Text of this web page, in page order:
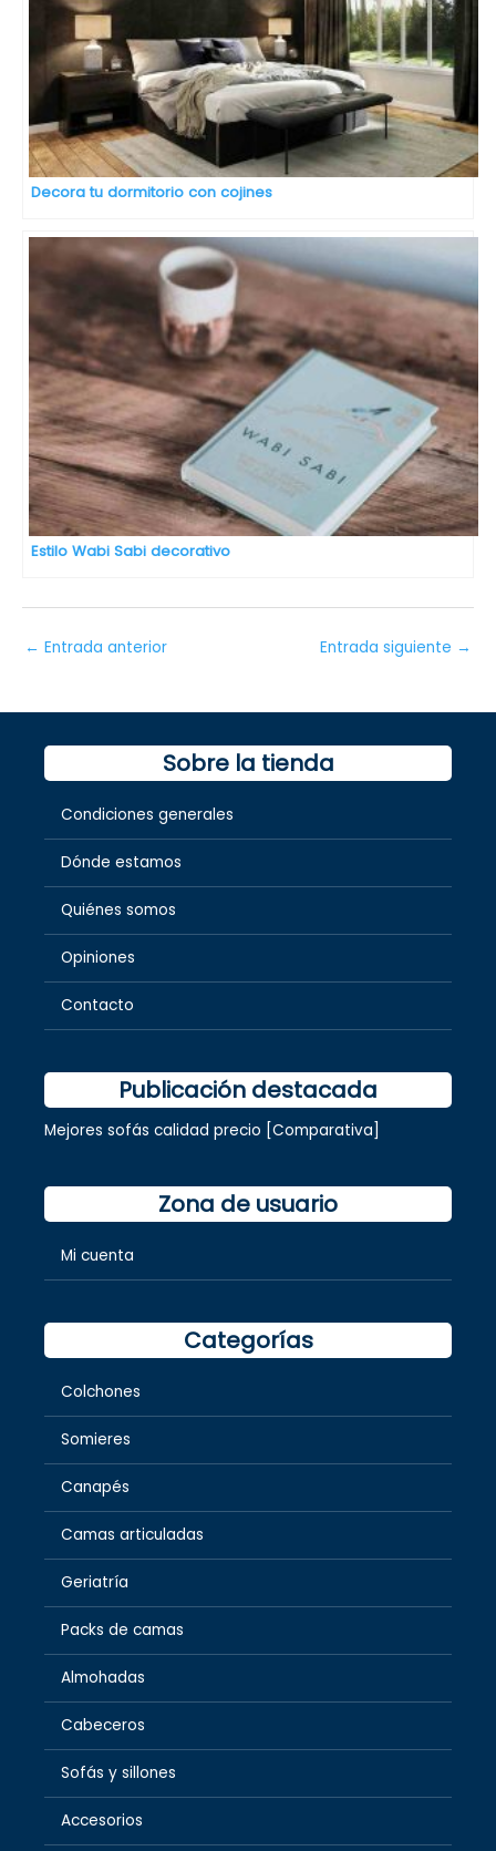
Decora tu dormitorio con cojines
Estilo Wabi Sabi decorativo
← Entrada anterior Entrada siguiente →
Sobre la tienda
Condiciones generales
Dónde estamos
Quiénes somos
Opiniones
Contacto
Publicación destacada
Mejores sofás calidad precio [Comparativa]
Zona de usuario
Mi cuenta
Categorías
Colchones
Somieres
Canapés
Camas articuladas
Geriatría
Packs de camas
Almohadas
Cabeceros
Sofás y sillones
Accesorios